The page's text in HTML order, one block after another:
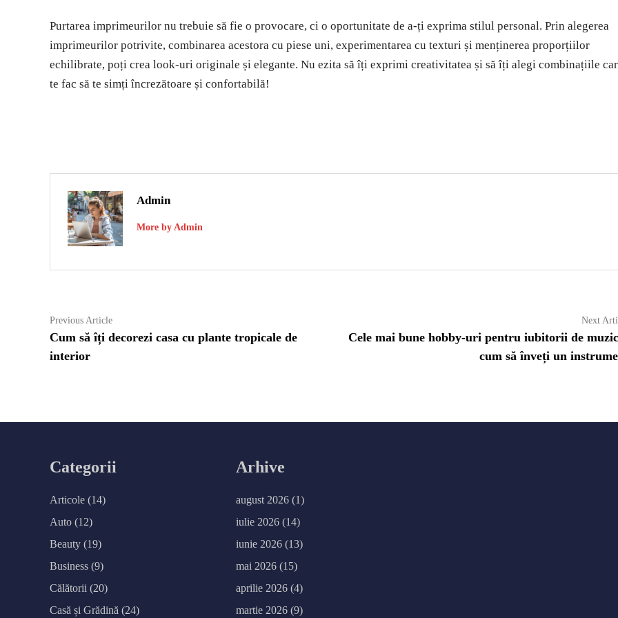
Purtarea imprimeurilor nu trebuie să fie o provocare, ci o oportunitate de a-ți exprima stilul personal. Prin alegerea
imprimeurilor potrivite, combinarea acestora cu piese uni, experimentarea cu texturi și menținerea proporțiilor
echilibrate, poți crea look-uri originale și elegante. Nu ezita să îți exprimi creativitatea și să îți alegi combinațiile
te fac să te simți încrezătoare și confortabilă!
Admin
More by Admin
Navigare
în
articole
Previous ArticlePrevious
article:
Cum să îți decorezi casa cu plante tropicale de
interior
Next
Cele mai bune hobby-uri pentru iubitorii de
cum să înveți un
Categorii
Articole (14)
Auto (12)
Beauty (19)
Business (9)
Călătorii (20)
Casă și Grădină (24)
Arhive
august 2026 (1)
iulie 2026 (14)
iunie 2026 (13)
mai 2026 (15)
aprilie 2026 (4)
martie 2026 (9)